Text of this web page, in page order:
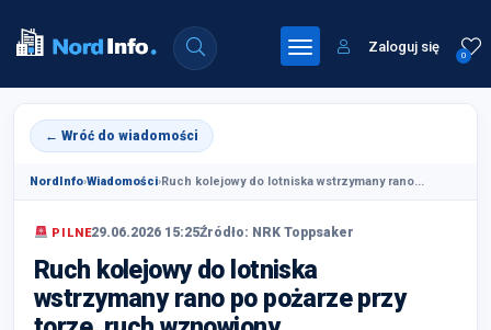
0
Zaloguj się
← Wróć do wiadomości
NordInfo›Wiadomości›Ruch kolejowy do lotniska wstrzymany rano...
PILNE29.06.2026 15:25Źródło: NRK Toppsaker
Ruch kolejowy do lotniska
wstrzymany rano po pożarze przy